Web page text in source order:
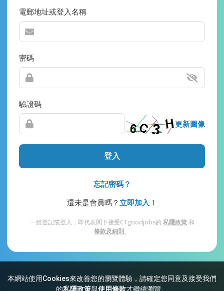
本網站使用Cookies來改善您的瀏覽體驗，請確定您同意及接受我們
的私隱政策與使用條款才繼續瀏覽。
電郵地址或登入名稱
密碼
驗證碼
更新圖像
登入
忘記密碼？
還未是會員嗎？ 立即加入！
一經登記或登入，即代表閣下接受CTgoodjobs的 私隱政策和
條款及細則。
網站索引 常見問題 私隱 條款及細則